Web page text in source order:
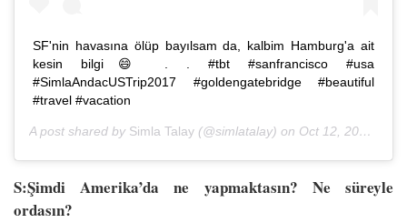
SF'nin havasına ölüp bayılsam da, kalbim Hamburg'a ait
kesin bilgi😄 . . #tbt #sanfrancisco #usa
#SimlaAndacUSTrip2017 #goldengatebridge #beautiful
#travel #vacation
A post shared by Simla Talay (@simlatalay) on Oct 12, 2017 at 10:14am PDT
S:Şimdi Amerika’da ne yapmaktasın? Ne süreyle
ordasın?